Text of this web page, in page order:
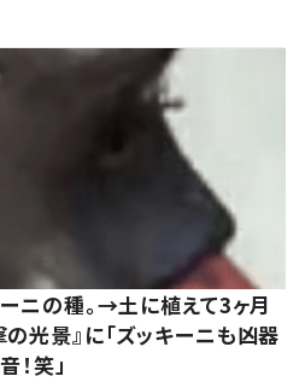
ニの種。→土に植えて3ヶ月
光景』に「ズッキーニも凶器
！笑」